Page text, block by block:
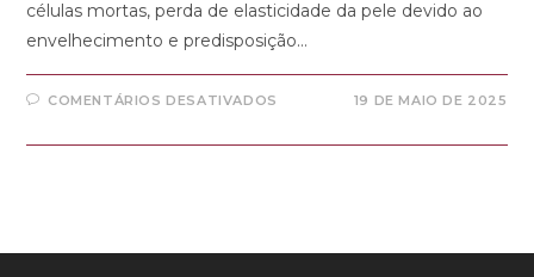
células mortas, perda de elasticidade da pele devido ao
envelhecimento e predisposição…
COMENTÁRIOS DESATIVADOS 19 DE MAIO DE 2025